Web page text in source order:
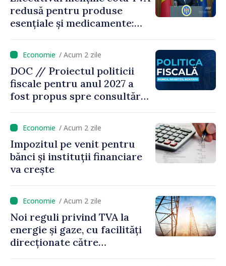
redusă pentru produse
esențiale și medicamente:
pe seama consumului de
bază al oamenilor”
/ Acum 2 zile
DOC // Proiectul politicii
fiscale pentru anul 2027 a
fost propus spre consultări
/ Acum 2 zile
Impozitul pe venit pentru
bănci și instituții financiare
va crește
/ Acum 2 zile
Noi reguli privind TVA la
energie și gaze, cu facilități
direcționate către